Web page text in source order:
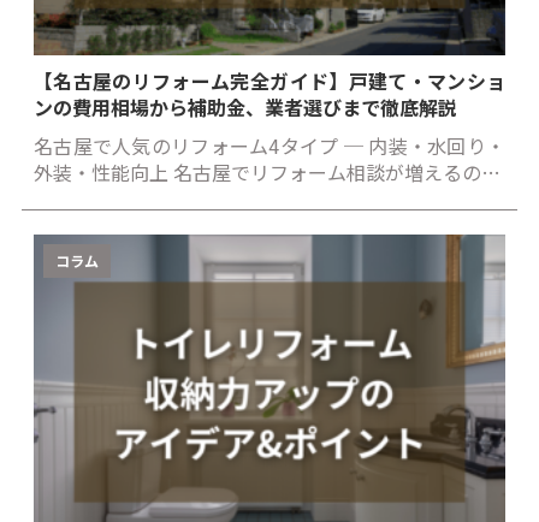
【名古屋のリフォーム完全ガイド】戸建て・マンショ
ンの費用相場から補助金、業者選びまで徹底解説
名古屋で人気のリフォーム4タイプ ─ 内装・水回り・
外装・性能向上 名古屋でリフォーム相談が増えるの…
コラム